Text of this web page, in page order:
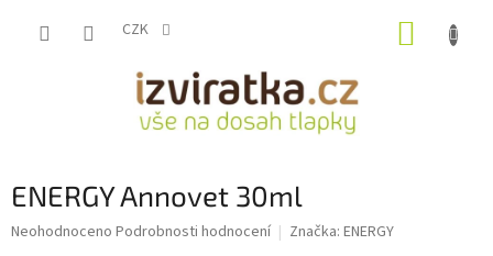
CZK
ENERGY Annovet 30ml
Průměrné
Neohodnoceno Podrobnosti hodnocení Značka: ENERGY